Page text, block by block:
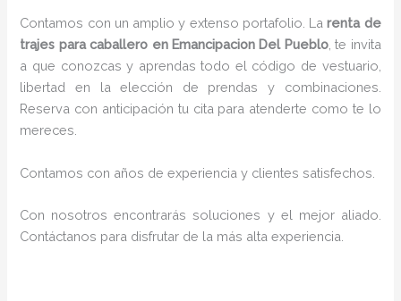
Contamos con un amplio y extenso portafolio. Larenta de
trajes para caballero en Emancipacion Del Pueblo, te invita
a que conozcas y aprendas todo el código de vestuario,
libertad en la elección de prendas y combinaciones.
Reserva con anticipación tu cita para atenderte como te lo
mereces.
Contamos con años de experiencia y clientes satisfechos.
Con nosotros encontrarás soluciones y el mejor aliado.
Contáctanos para disfrutar de la más alta experiencia.